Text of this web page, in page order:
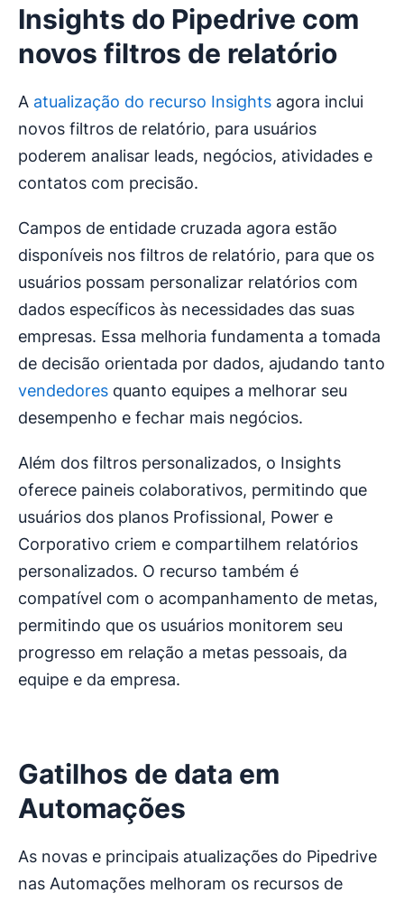
Insights do Pipedrive com
novos filtros de relatório
A atualização do recurso Insights agora inclui
novos filtros de relatório, para usuários
poderem analisar leads, negócios, atividades e
contatos com precisão.
Campos de entidade cruzada agora estão
disponíveis nos filtros de relatório, para que os
usuários possam personalizar relatórios com
dados específicos às necessidades das suas
empresas. Essa melhoria fundamenta a tomada
de decisão orientada por dados, ajudando tanto
vendedores quanto equipes a melhorar seu
desempenho e fechar mais negócios.
Além dos filtros personalizados, o Insights
oferece paineis colaborativos, permitindo que
usuários dos planos Profissional, Power e
Corporativo criem e compartilhem relatórios
personalizados. O recurso também é
compatível com o acompanhamento de metas,
permitindo que os usuários monitorem seu
progresso em relação a metas pessoais, da
equipe e da empresa.
Gatilhos de data em
Automações
As novas e principais atualizações do Pipedrive
nas Automações melhoram os recursos de